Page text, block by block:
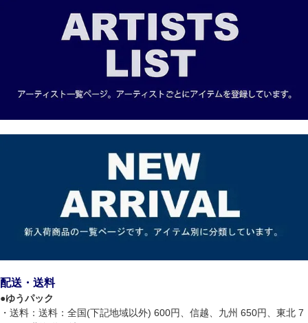
配送・送料
●ゆうパック
・送料：送料：全国(下記地域以外) 600円、信越、九州 650円、東北 7